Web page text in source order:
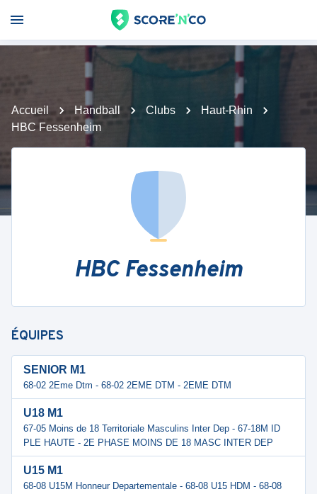
Accueil Handball Clubs
Haut-Rhin
HBC Fessenheim
HBC Fessenheim
ÉQUIPES
SENIOR M1
68-02 2Eme Dtm - 68-02 2EME DTM - 2EME DTM
U18 M1
67-05 Moins de 18 Territoriale Masculins Inter Dep - 67-18M ID
PLE HAUTE - 2E PHASE MOINS DE 18 MASC INTER DEP
U15 M1
68-08 U15M Honneur Departementale - 68-08 U15 HDM - 68-08